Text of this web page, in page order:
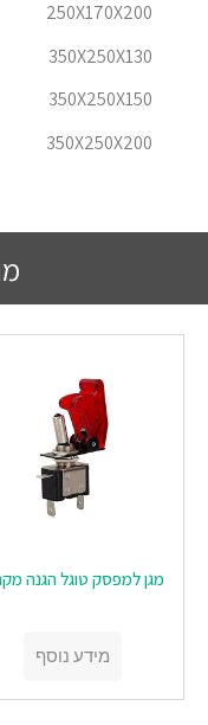
250X170X200
350X250X130
350X250X150
350X250X200
מגן למפסק טוגל הגנה
מידע נוסף